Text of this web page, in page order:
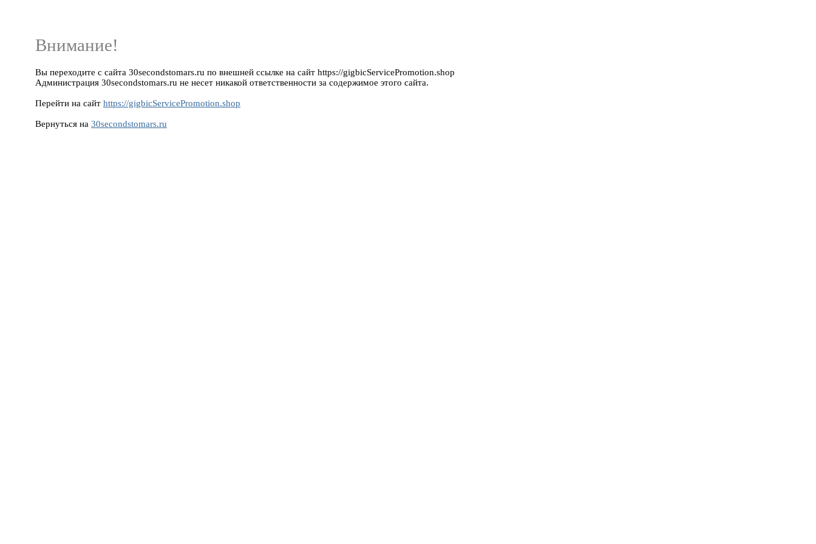
Внимание!
Вы переходите с сайта 30secondstomars.ru по внешней ссылке на сайт https://gigbicServicePromotion.shop
Администрация 30secondstomars.ru не несет никакой ответственности за содержимое этого сайта.
Перейти на сайт https://gigbicServicePromotion.shop
Вернуться на 30secondstomars.ru